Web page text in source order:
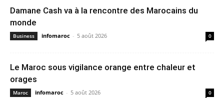
Damane Cash va à la rencontre des Marocains du
monde
Business infomaroc - 5 août 2026 0
Le Maroc sous vigilance orange entre chaleur et
orages
Maroc infomaroc - 5 août 2026 0